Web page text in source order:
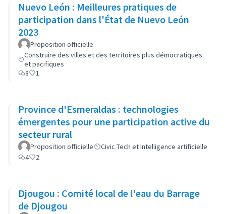
Nuevo León : Meilleures pratiques de
participation dans l'État de Nuevo León
2023
Proposition officielle
Construire des villes et des territoires plus démocratiques
et pacifiques
8
1
Province d'Esmeraldas : technologies
émergentes pour une participation active du
secteur rural
Proposition officielle
Civic Tech et Intelligence artificielle
4
2
Djougou : Comité local de l'eau du Barrage
de Djougou